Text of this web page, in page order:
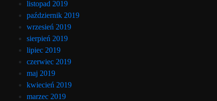
listopad 2019
październik 2019
wrzesień 2019
sierpień 2019
lipiec 2019
czerwiec 2019
maj 2019
kwiecień 2019
marzec 2019